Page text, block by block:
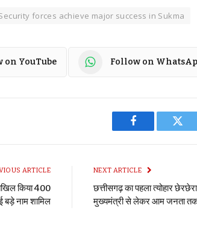
forces achieve major success in Sukma
on YouTube Follow on
Facebook
ARTICLE
किया 400
बड़े नाम शामिल
NEXT ARTICLE
छत्तीसगढ़ का पहला त्योहार
मुख्यमंत्री से लेकर आम जनता तक